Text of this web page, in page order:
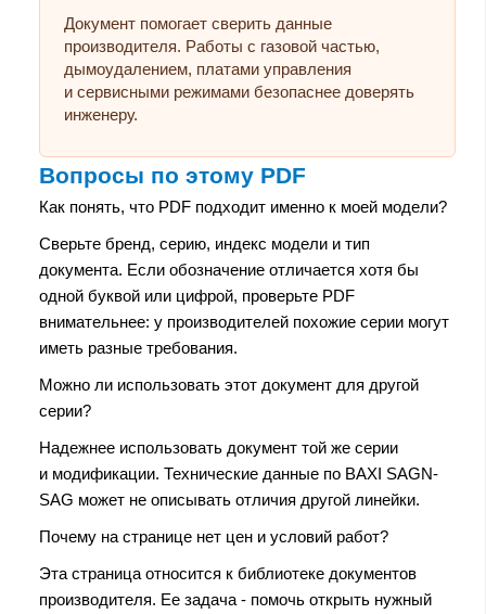
Документ помогает сверить данные
производителя. Работы с газовой частью,
дымоудалением, платами управления
и сервисными режимами безопаснее доверять
инженеру.
Вопросы по этому PDF
Как понять, что PDF подходит именно к моей модели?
Сверьте бренд, серию, индекс модели и тип
документа. Если обозначение отличается хотя бы
одной буквой или цифрой, проверьте PDF
внимательнее: у производителей похожие серии могут
иметь разные требования.
Можно ли использовать этот документ для другой
серии?
Надежнее использовать документ той же серии
и модификации. Технические данные по BAXI SAGN-
SAG может не описывать отличия другой линейки.
Почему на странице нет цен и условий работ?
Эта страница относится к библиотеке документов
производителя. Ее задача - помочь открыть нужный